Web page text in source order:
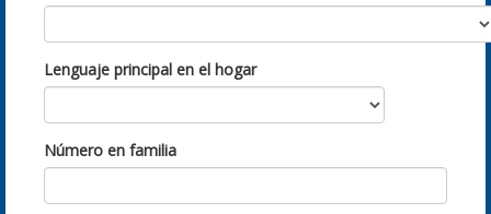
Lenguaje principal en el hogar
Número en familia